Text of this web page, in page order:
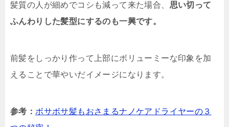
髪質の人が細めでコシも減って来た場合、 思い切って
ふんわりした髪型にするのも一興です。
前髪をしっかり作って上部にボリューミーな印象を加
えることで華やいだイメージになります。
参考： ボサボサ髪もおさまるナノケアドライヤーの３